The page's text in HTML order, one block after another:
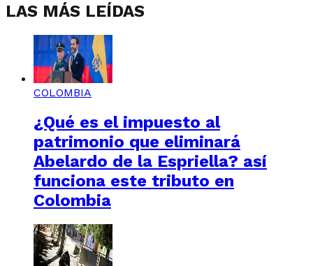
LAS MÁS LEÍDAS
COLOMBIA
¿Qué es el impuesto al
patrimonio que eliminará
Abelardo de la Espriella? así
funciona este tributo en
Colombia